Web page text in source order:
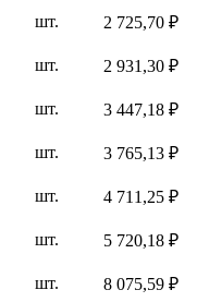
шт.
2 725,70 ₽
шт.
2 931,30 ₽
шт.
3 447,18 ₽
шт.
3 765,13 ₽
шт.
4 711,25 ₽
шт.
5 720,18 ₽
шт.
8 075,59 ₽